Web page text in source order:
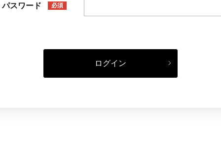
パスワード 必須
ログイン